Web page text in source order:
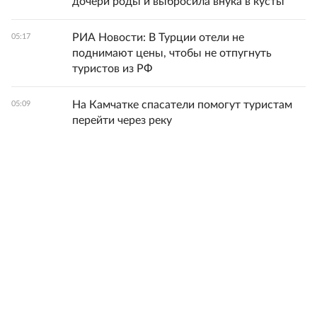
05:17
РИА Новости: В Турции отели не
поднимают цены, чтобы не отпугнуть
туристов из РФ
05:09
На Камчатке спасатели помогут туристам
перейти через реку